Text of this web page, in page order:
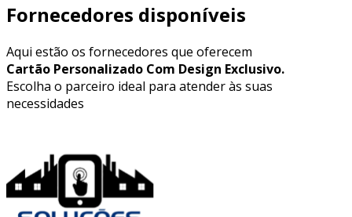
Fornecedores disponíveis
Aqui estão os fornecedores que oferecem
Cartão Personalizado Com Design Exclusivo.
Escolha o parceiro ideal para atender às suas
necessidades